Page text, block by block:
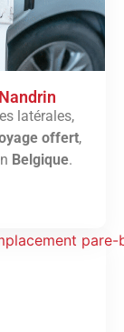
latérales,
offert,
Belgique.